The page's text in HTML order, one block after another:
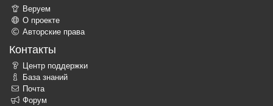
Веруем
О проекте
Авторские права
Контакты
Центр поддержки
База знаний
Почта
Форум